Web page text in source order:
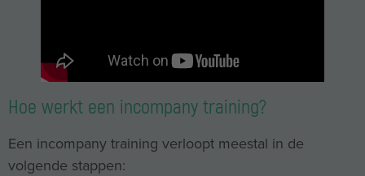
Hoe werkt een incompany training?
Een incompany training verloopt meestal in de
volgende stappen: